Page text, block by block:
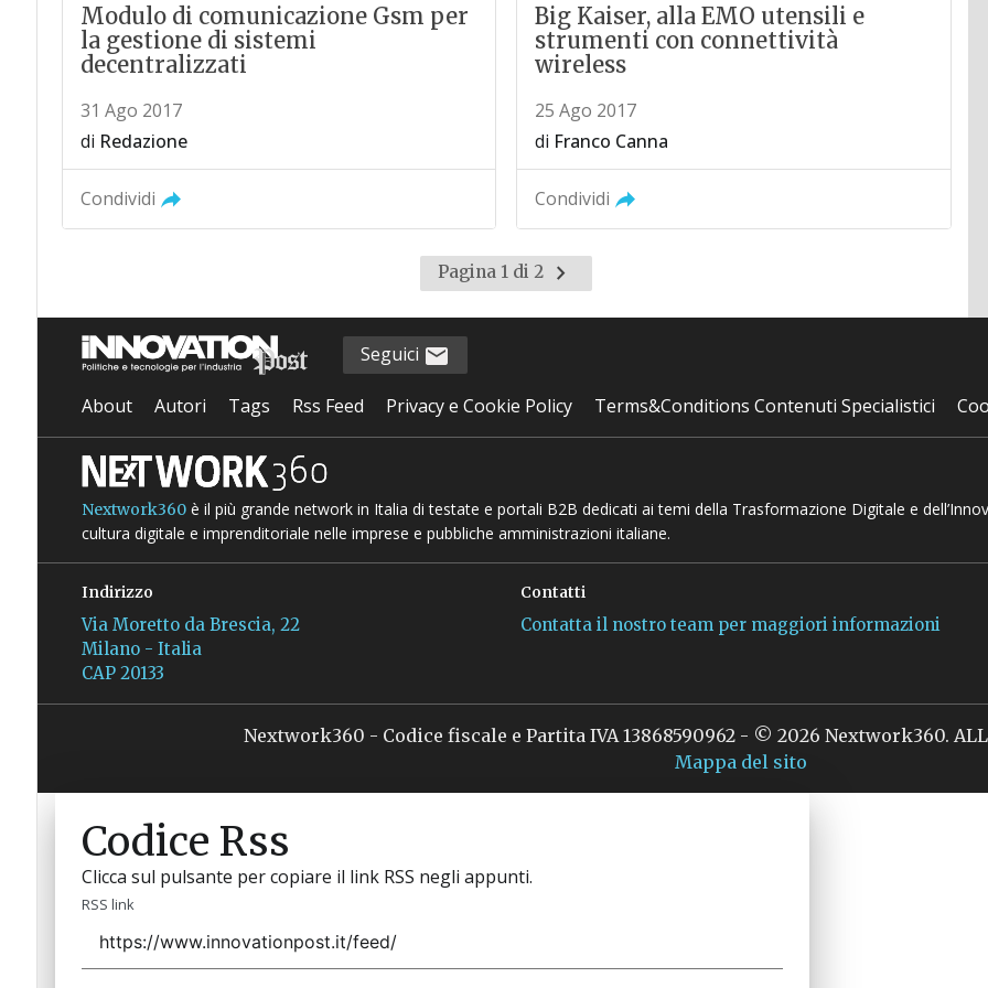
Modulo di comunicazione Gsm per
la gestione di sistemi
decentralizzati
31 Ago 2017
di Redazione
Condividi
Big Kaiser, alla EMO utensili e
strumenti con connettività
wireless
25 Ago 2017
di Franco Canna
Condividi
Pagina 1 di 2
Pagina
successiva
Seguici
About Autori Tags Rss Feed Privacy e Cookie Policy Terms&Conditions Contenuti Specialistici
Nextwork360è il più grande network in Italia di testate e portali B2B dedicati ai temi della Trasformazione Digitale e
cultura digitale e imprenditoriale nelle imprese e pubbliche amministrazioni italiane.
Indirizzo
Via Moretto da Brescia, 22
Milano - Italia
CAP 20133
Contatti
Contatta il nostro team per maggiori informazioni
Nextwork360 - Codice fiscale e Partita IVA 13868590962 - © 2026 Nextwork360. ALL
Mappa del sito
Codice Rss
Clicca sul pulsante per copiare il link RSS negli appunti.
RSS link